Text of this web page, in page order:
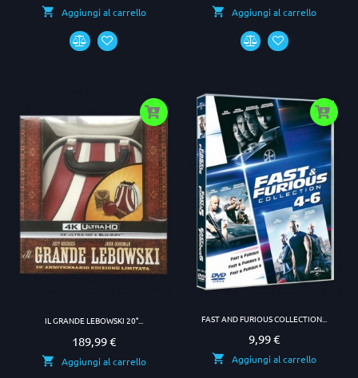
Aggiungi al carrello Aggiungi al carrello
IL GRANDE LEBOWSKI 20°...
Prezzo
189,99 €
Aggiungi al carrello
FAST AND FURIOUS COLLECTION...
Prezzo
9,99 €
Aggiungi al carrello